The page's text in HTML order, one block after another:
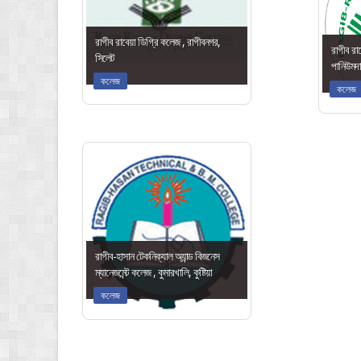
রাগীব রাবেয়া ডিগ্রি কলেজ , রাগীবনগর,
সিলেট
কলেজ
রাগীব
কলেজ
রাগীব-হাসান টেকনিক্যাল অ্যান্ড বিজনেস
ম্যানেজমেন্ট কলেজ , কুমারখালি, কুষ্টিয়া
কলেজ